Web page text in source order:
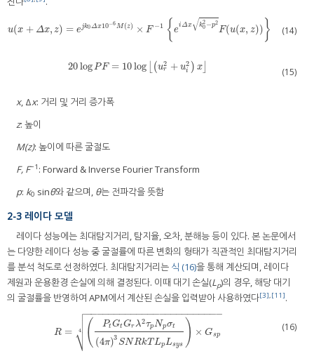
u(x + Δx, z) = ejk0 Δx10−6 M(z) × F −1 { e
i Δx k2
0 −p2
√ F(u(x, z)) }
u(x+Δx z)=ejk0Δx10 −6M( )× F−1{e iΔxk02−p2 F(u(x,z))} (14)
20logPF = 10log (u2
r + u2
i ) x
20logPF= 10log⌊ r2+ ui2)x⌋ (15)
x, Δx: 거리 및 거리 증가폭
z: 높이
M(z): 높이에 따른 굴절도
F, F−1 : Forward & Inverse Fourier Transform
p: k0 sinθ와 같으며, θ는 전파각을 뜻함
2-3 레이다 모델
레이다 성능에는 최대탐지거리, 탐지율, 오차, 분해능 등이 있다. 본 논문에서
는 다양한 레이다 성능 중 굴절률에 따른 변화의 형태가 직관적인 최대탐지거리
를 분석 척도로 선정하였다. 최대탐지거리는 식 (16)을 통해 계산되며, 레이다
제원과 운용환경 손실에 의해 결정된다. 이때 대기 손실(Lp)의 경우, 해당 대기
의 굴절률을 반영하여 APM에서 계산된 손실을 입력받아 사용하였다[3],[11].
R = ( PtGtGrλ2τpNpσt
(4π)3SNRkTLpLsys ) × Gsp
− −
−−−−−−−−−−−−−−−−−−−−−−

⎷


4
R= (Pt Gt Gr λ2τpNpσt(4π)3SNRkTLp L sys)×Gs (16)